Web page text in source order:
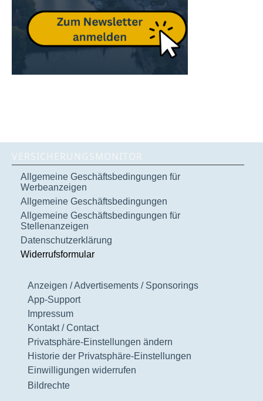
VERSICHERUNGSMONITOR
Allgemeine Geschäftsbedingungen für
Werbeanzeigen
Allgemeine Geschäftsbedingungen
Allgemeine Geschäftsbedingungen für
Stellenanzeigen
Datenschutzerklärung
Widerrufsformular
Anzeigen / Advertisements / Sponsorings
App-Support
Impressum
Kontakt / Contact
Privatsphäre-Einstellungen ändern
Historie der Privatsphäre-Einstellungen
Einwilligungen widerrufen
Bildrechte